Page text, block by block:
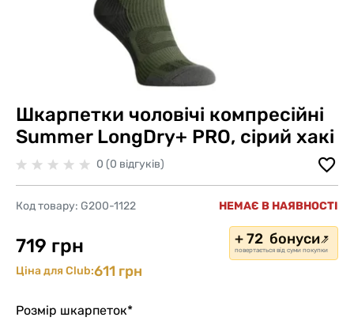
Шкарпетки чоловічі компресійні
Summer LongDry+ PRO, сірий хакі
0 (0 відгуків)
Код товару: G200-1122 НЕМАЄ В НАЯВНОСТІ
719 грн + 72 бонуси
повертається від суми покупки
Ціна для Club:611 грн
Розмір шкарпеток*